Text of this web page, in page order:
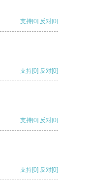
支持[0] 反对[0]
支持[0] 反对[0]
支持[0] 反对[0]
支持[0] 反对[0]